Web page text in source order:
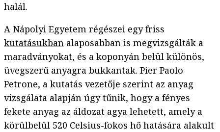
halál.
A Nápolyi Egyetem régészei egy friss
kutatásukban alaposabban is megvizsgálták a
maradványokat, és a koponyán belül különös,
üvegszerű anyagra bukkantak. Pier Paolo
Petrone, a kutatás vezetője szerint az anyag
vizsgálata alapján úgy tűnik, hogy a fényes
fekete anyag az áldozat agya lehetett, amely a
körülbelül 520 Celsius-fokos hő hatására alakult